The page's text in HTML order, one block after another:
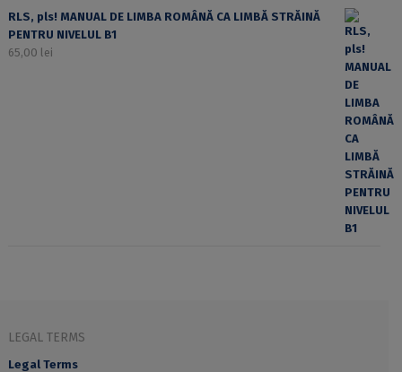
RLS, pls! MANUAL DE LIMBA ROMÂNĂ CA LIMBĂ STRĂINĂ
PENTRU NIVELUL B1
65,00 lei
LEGAL TERMS
Legal Terms